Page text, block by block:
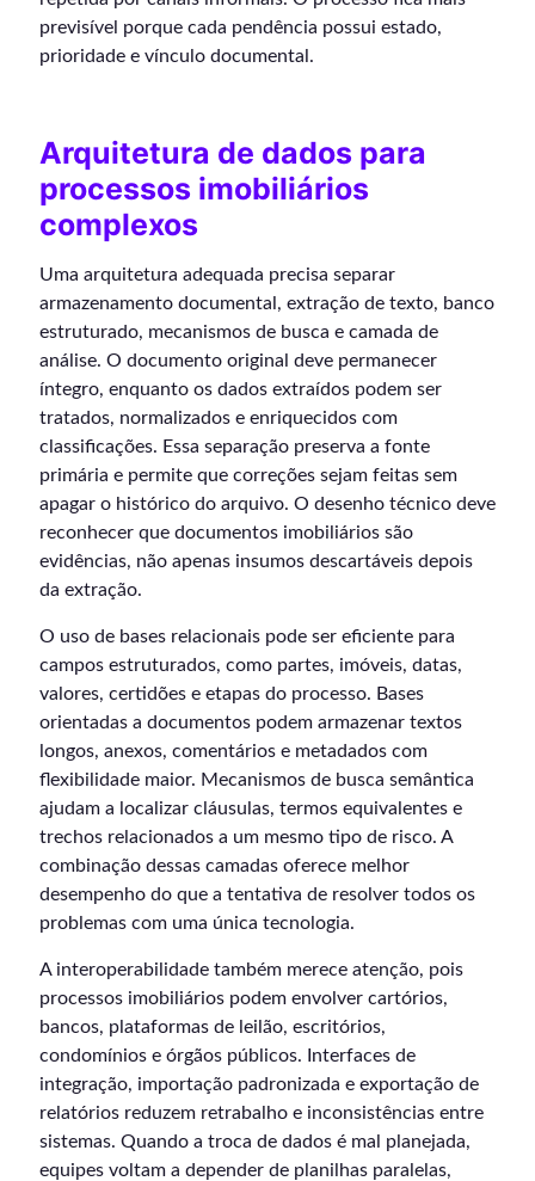
previsível porque cada pendência possui estado,
prioridade e vínculo documental.
Arquitetura de dados para
processos imobiliários
complexos
Uma arquitetura adequada precisa separar
armazenamento documental, extração de texto, banco
estruturado, mecanismos de busca e camada de
análise. O documento original deve permanecer
íntegro, enquanto os dados extraídos podem ser
tratados, normalizados e enriquecidos com
classificações. Essa separação preserva a fonte
primária e permite que correções sejam feitas sem
apagar o histórico do arquivo. O desenho técnico deve
reconhecer que documentos imobiliários são
evidências, não apenas insumos descartáveis depois
da extração.
O uso de bases relacionais pode ser eficiente para
campos estruturados, como partes, imóveis, datas,
valores, certidões e etapas do processo. Bases
orientadas a documentos podem armazenar textos
longos, anexos, comentários e metadados com
flexibilidade maior. Mecanismos de busca semântica
ajudam a localizar cláusulas, termos equivalentes e
trechos relacionados a um mesmo tipo de risco. A
combinação dessas camadas oferece melhor
desempenho do que a tentativa de resolver todos os
problemas com uma única tecnologia.
A interoperabilidade também merece atenção, pois
processos imobiliários podem envolver cartórios,
bancos, plataformas de leilão, escritórios,
condomínios e órgãos públicos. Interfaces de
integração, importação padronizada e exportação de
relatórios reduzem retrabalho e inconsistências entre
sistemas. Quando a troca de dados é mal planejada,
equipes voltam a depender de planilhas paralelas,